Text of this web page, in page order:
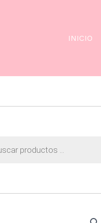
INICIO